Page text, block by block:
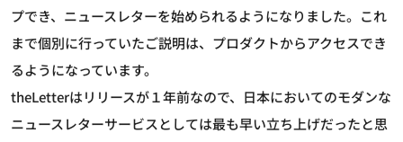
プでき、ニュースレターを始められるようになりました。これ
まで個別に行っていたご説明は、プロダクトからアクセスでき
るようになっています。
theLetterはリリースが１年前なので、日本においてのモダンな
ニュースレターサービスとしては最も早い立ち上げだったと思